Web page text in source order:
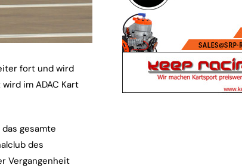
fort und wird
im ADAC Kart
gesamte
des
Vergangenheit